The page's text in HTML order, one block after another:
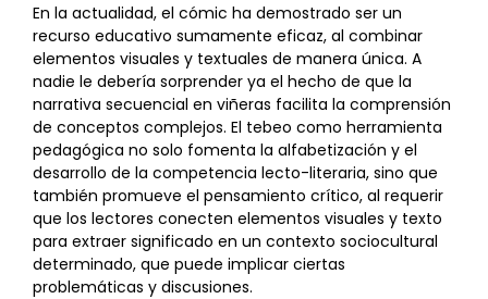
En la actualidad, el cómic ha demostrado ser un
recurso educativo sumamente eficaz, al combinar
elementos visuales y textuales de manera única. A
nadie le debería sorprender ya el hecho de que la
narrativa secuencial en viñeras facilita la comprensión
de conceptos complejos. El tebeo como herramienta
pedagógica no solo fomenta la alfabetización y el
desarrollo de la competencia lecto-literaria, sino que
también promueve el pensamiento crítico, al requerir
que los lectores conecten elementos visuales y texto
para extraer significado en un contexto sociocultural
determinado, que puede implicar ciertas
problemáticas y discusiones.